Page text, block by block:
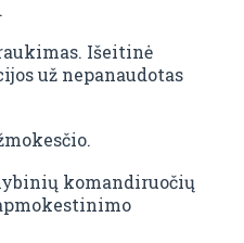
Išeitinė
už nepanaudotas
komandiruočių